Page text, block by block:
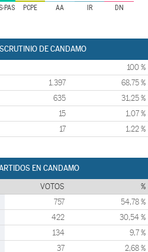
PAS PCPE AA IR DN
DE CANDAMO
100 %
1.397 68,75 %
635 31,25 %
15 1,07 %
17 1,22 %
EN CANDAMO
VOTOS %
757 54,78 %
422 30,54 %
134 9,7 %
37 2,68 %